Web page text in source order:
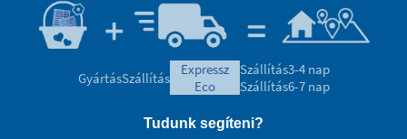
GyártásSzállítás
expressz
eco
Szállítás3-4 nap
Szállítás6-7 nap
Tudunk segíteni?